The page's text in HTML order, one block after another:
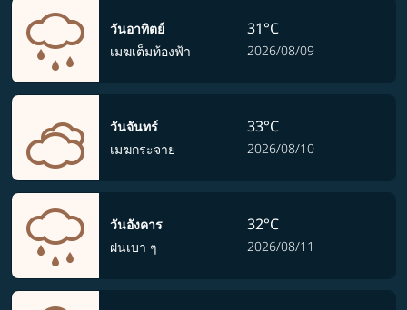
วันอาทิตย์
เมฆเต็มท้องฟ้า
31°C
2026/08/09
วันจันทร์
เมฆกระจาย
33°C
2026/08/10
วันอังคาร
ฝนเบา ๆ
32°C
2026/08/11